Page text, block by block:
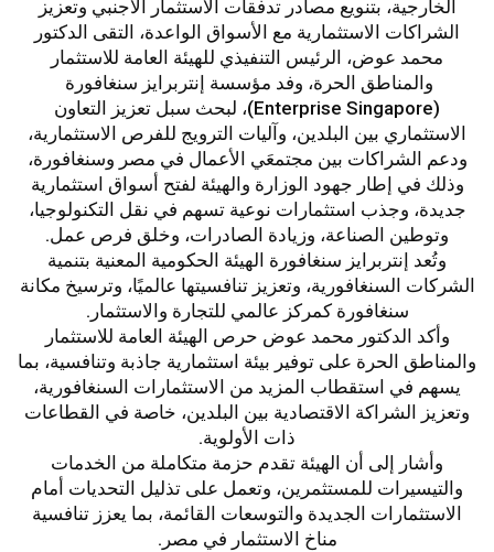
الخارجية، بتنويع مصادر تدفقات الاستثمار الأجنبي وتعزيز
الشراكات الاستثمارية مع الأسواق الواعدة، التقى الدكتور
محمد عوض، الرئيس التنفيذي للهيئة العامة للاستثمار
والمناطق الحرة، وفد مؤسسة إنتربرايز سنغافورة
(Enterprise Singapore)، لبحث سبل تعزيز التعاون
الاستثماري بين البلدين، وآليات الترويج للفرص الاستثمارية،
ودعم الشراكات بين مجتمعَي الأعمال في مصر وسنغافورة،
وذلك في إطار جهود الوزارة والهيئة لفتح أسواق استثمارية
جديدة، وجذب استثمارات نوعية تسهم في نقل التكنولوجيا،
وتوطين الصناعة، وزيادة الصادرات، وخلق فرص عمل.
وتُعد إنتربرايز سنغافورة الهيئة الحكومية المعنية بتنمية
الشركات السنغافورية، وتعزيز تنافسيتها عالميًا، وترسيخ مكانة
سنغافورة كمركز عالمي للتجارة والاستثمار.
وأكد الدكتور محمد عوض حرص الهيئة العامة للاستثمار
والمناطق الحرة على توفير بيئة استثمارية جاذبة وتنافسية، بما
يسهم في استقطاب المزيد من الاستثمارات السنغافورية،
وتعزيز الشراكة الاقتصادية بين البلدين، خاصة في القطاعات
ذات الأولوية.
وأشار إلى أن الهيئة تقدم حزمة متكاملة من الخدمات
والتيسيرات للمستثمرين، وتعمل على تذليل التحديات أمام
الاستثمارات الجديدة والتوسعات القائمة، بما يعزز تنافسية
مناخ الاستثمار في مصر.